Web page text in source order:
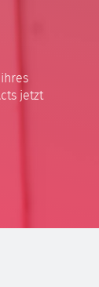
jetzt